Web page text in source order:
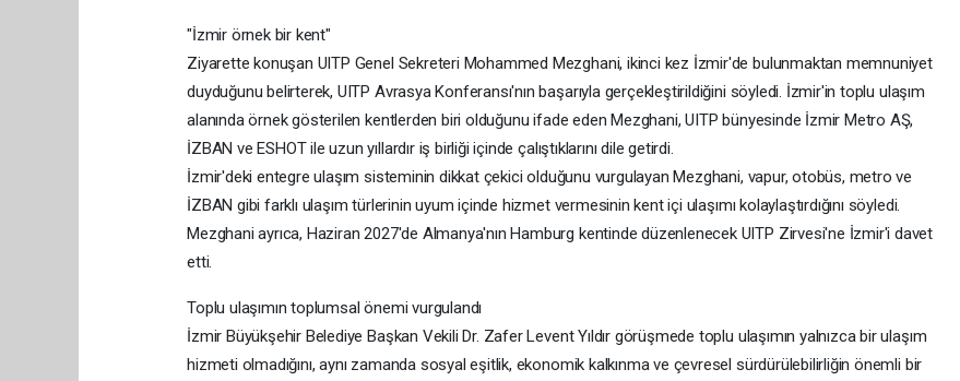
"İzmir örnek bir kent"
Ziyarette konuşan UITP Genel Sekreteri Mohammed Mezghani, ikinci kez İzmir'de bulunmaktan memnuniyet
duyduğunu belirterek, UITP Avrasya Konferansı'nın başarıyla gerçekleştirildiğini söyledi. İzmir'in toplu ulaşım
alanında örnek gösterilen kentlerden biri olduğunu ifade eden Mezghani, UITP bünyesinde İzmir Metro AŞ,
İZBAN ve ESHOT ile uzun yıllardır iş birliği içinde çalıştıklarını dile getirdi.
İzmir'deki entegre ulaşım sisteminin dikkat çekici olduğunu vurgulayan Mezghani, vapur, otobüs, metro ve
İZBAN gibi farklı ulaşım türlerinin uyum içinde hizmet vermesinin kent içi ulaşımı kolaylaştırdığını söyledi.
Mezghani ayrıca, Haziran 2027'de Almanya'nın Hamburg kentinde düzenlenecek UITP Zirvesi'ne İzmir'i davet
etti.
Toplu ulaşımın toplumsal önemi vurgulandı
İzmir Büyükşehir Belediye Başkan Vekili Dr. Zafer Levent Yıldır görüşmede toplu ulaşımın yalnızca bir ulaşım
hizmeti olmadığını, aynı zamanda sosyal eşitlik, ekonomik kalkınma ve çevresel sürdürülebilirliğin önemli bir